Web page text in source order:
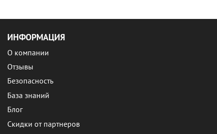
ИНФОРМАЦИЯ
О компании
Отзывы
Безопасность
База знаний
Блог
Скидки от партнеров